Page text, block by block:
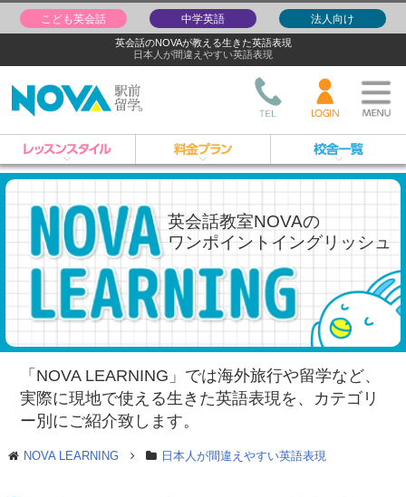
英会話のNOVAが教える生きた英語表現
日本人が間違えやすい英語表現
こども英会話 中学英語 法人向け
英会話教室NOVAの
ワンポイントイングリッシュ
「NOVA LEARNING」では海外旅行や留学など、
実際に現地で使える生きた英語表現を、 カテゴリ
ー別にご紹介致します。
NOVA LEARNING 日本人が間違えやすい英語表現